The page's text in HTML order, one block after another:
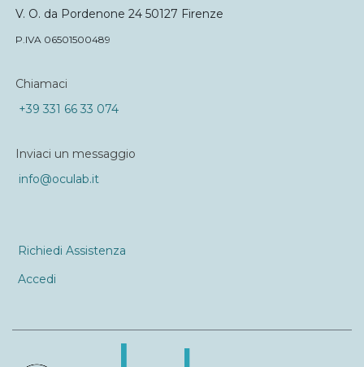
V. O. da Pordenone 24 50127 Firenze
P.IVA 06501500489
Chiamaci
+39 331 66 33 074
Inviaci un messaggio
info@oculab.it
Richiedi Assistenza
Accedi